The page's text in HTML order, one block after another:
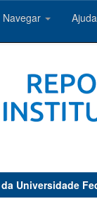
Navegar Ajuda
Universidade